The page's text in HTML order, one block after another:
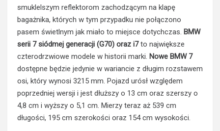
smuklelszym reflektorom zachodzącym na klapę
bagażnika, których w tym przypadku nie połączono
pasem świetlnym jak miało to miejsce dotychczas. BMW
serii 7 siódmej generacji (G70) oraz i7to największe
czterodrzwiowe modele w historii marki. Nowe BMW 7
dostępne będzie jedynie w wariancie z długim rozstawem
osi, który wynosi 3215 mm. Pojazd urósł względem
poprzedniej wersji i jest dłuższy o 13 cm oraz szerszy o
4,8 cm i wyższy o 5,1 cm. Mierzy teraz aż 539 cm
długości, 195 cm szerokości oraz 154 cm wysokości.